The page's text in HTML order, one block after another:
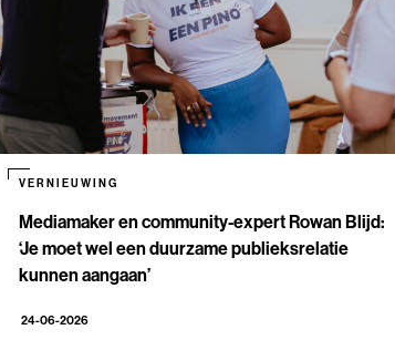
Mediamaker en community-expert Rowan Blijd:
‘Je moet wel een duurzame publieksrelatie
kunnen aangaan’
VERNIEUWING
24-06-2026